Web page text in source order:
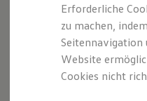
Leasing
Leasing-
Junge
Elektroauto
Kleinwagen-
Leasing
Der T-Roc
Erforderliche
zu machen,
Seitennavigation
Website
Cookies nicht